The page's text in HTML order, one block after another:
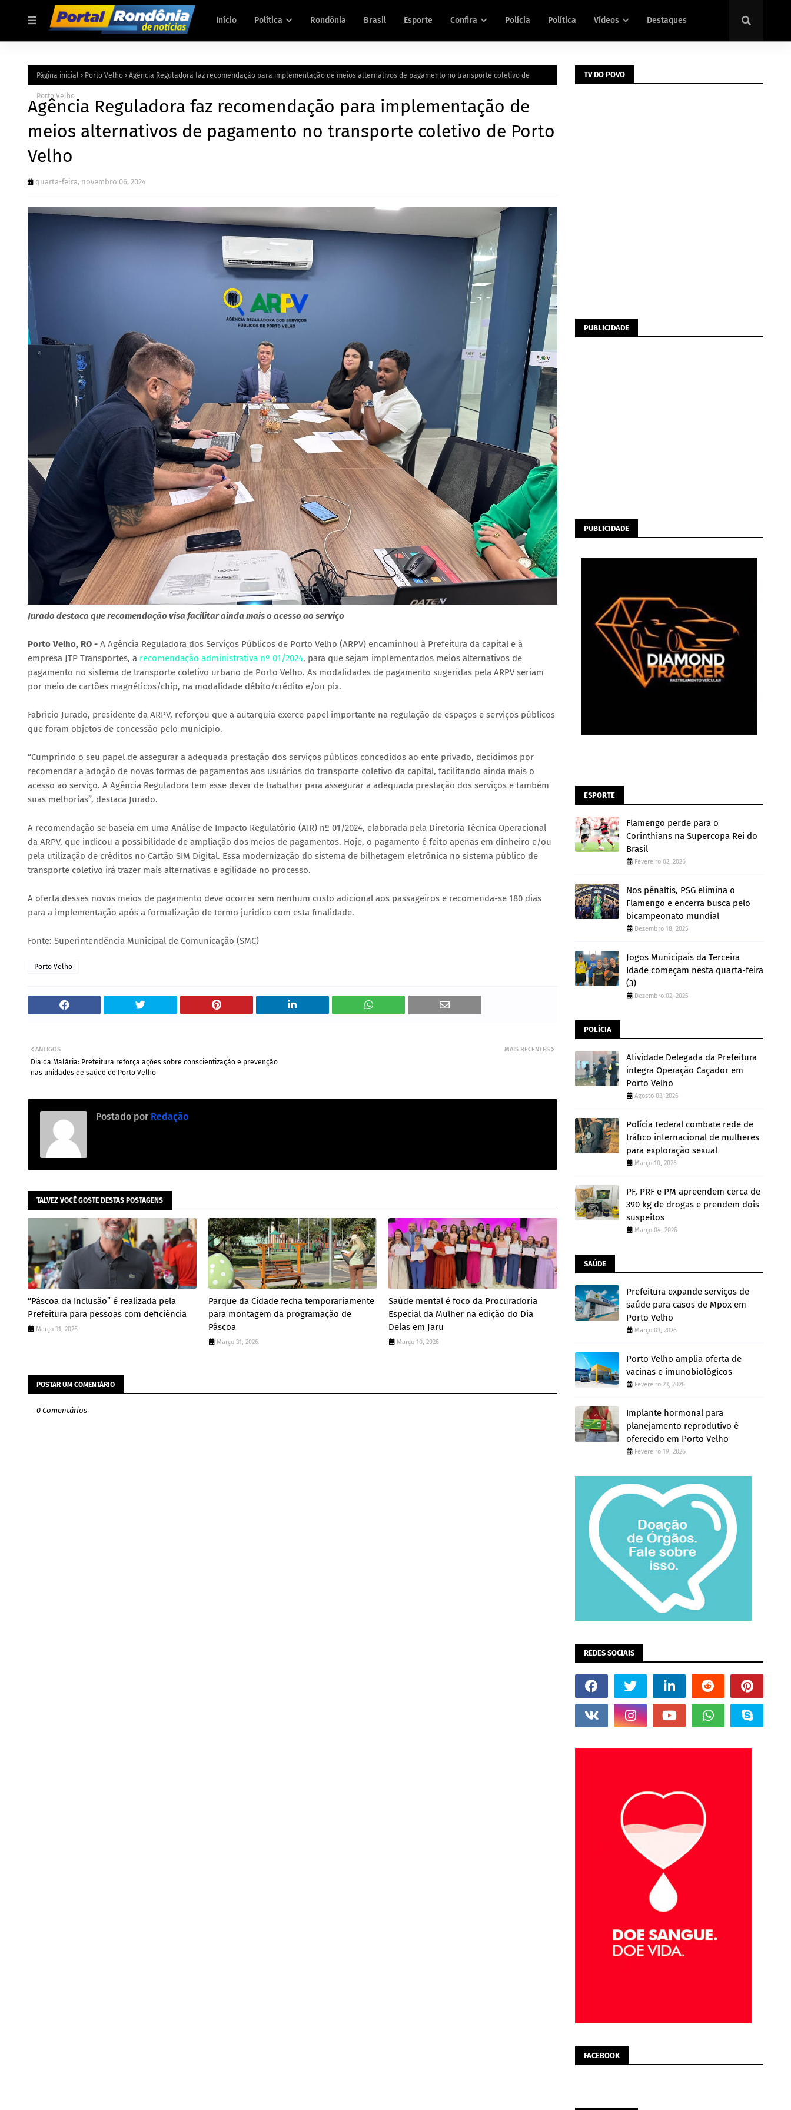
Início Política Rondônia Brasil Esporte Confira Polícia Política Vídeos Destaques
Página inicial Porto Velho Agência Reguladora faz recomendação para implementação de meios alternativos de pagamento no transporte coletivo de
Porto Velho
Agência Reguladora faz recomendação para implementação de
meios alternativos de pagamento no transporte coletivo de Porto
Velho
quarta-feira, novembro 06, 2024
Jurado destaca que recomendação visa facilitar ainda mais o acesso ao serviço
Porto Velho, RO - A Agência Reguladora dos Serviços Públicos de Porto Velho (ARPV) encaminhou à Prefeitura da capital e à
empresa JTP Transportes, a recomendação administrativa nº 01/2024, para que sejam implementados meios alternativos de
pagamento no sistema de transporte coletivo urbano de Porto Velho. As modalidades de pagamento sugeridas pela ARPV seriam
por meio de cartões magnéticos/chip, na modalidade débito/crédito e/ou pix.
Fabricio Jurado, presidente da ARPV, reforçou que a autarquia exerce papel importante na regulação de espaços e serviços públicos
que foram objetos de concessão pelo município.
“Cumprindo o seu papel de assegurar a adequada prestação dos serviços públicos concedidos ao ente privado, decidimos por
recomendar a adoção de novas formas de pagamentos aos usuários do transporte coletivo da capital, facilitando ainda mais o
acesso ao serviço. A Agência Reguladora tem esse dever de trabalhar para assegurar a adequada prestação dos serviços e também
suas melhorias”, destaca Jurado.
A recomendação se baseia em uma Análise de Impacto Regulatório (AIR) nº 01/2024, elaborada pela Diretoria Técnica Operacional
da ARPV, que indicou a possibilidade de ampliação dos meios de pagamentos. Hoje, o pagamento é feito apenas em dinheiro e/ou
pela utilização de créditos no Cartão SIM Digital. Essa modernização do sistema de bilhetagem eletrônica no sistema público de
transporte coletivo irá trazer mais alternativas e agilidade no processo.
A oferta desses novos meios de pagamento deve ocorrer sem nenhum custo adicional aos passageiros e recomenda-se 180 dias
para a implementação após a formalização de termo jurídico com esta finalidade.
Fonte: Superintendência Municipal de Comunicação (SMC)
Porto Velho
MAIS RECENTES
ANTIGOS
Dia da Malária: Prefeitura reforça ações sobre conscientização e prevenção
nas unidades de saúde de Porto Velho
Postado por Redação
TALVEZ VOCÊ GOSTE DESTAS POSTAGENS
“Páscoa da Inclusão” é realizada pela
Prefeitura para pessoas com deficiência
Março 31, 2026
Parque da Cidade fecha temporariamente
para montagem da programação de
Páscoa
Março 31, 2026
Saúde mental é foco da Procuradoria
Especial da Mulher na edição do Dia
Delas em Jaru
Março 10, 2026
POSTAR UM COMENTÁRIO
0 Comentários
TV DO POVO
PUBLICIDADE
PUBLICIDADE
ESPORTE
Flamengo perde para o
Corinthians na Supercopa Rei do
Brasil
Fevereiro 02, 2026
Nos pênaltis, PSG elimina o
Flamengo e encerra busca pelo
bicampeonato mundial
Dezembro 18, 2025
Jogos Municipais da Terceira
Idade começam nesta quarta-feira
(3)
Dezembro 02, 2025
POLÍCIA
Atividade Delegada da Prefeitura
integra Operação Caçador em
Porto Velho
Agosto 03, 2026
Polícia Federal combate rede de
tráfico internacional de mulheres
para exploração sexual
Março 10, 2026
PF, PRF e PM apreendem cerca de
390 kg de drogas e prendem dois
suspeitos
Março 04, 2026
SAÚDE
Prefeitura expande serviços de
saúde para casos de Mpox em
Porto Velho
Março 03, 2026
Porto Velho amplia oferta de
vacinas e imunobiológicos
Fevereiro 23, 2026
Implante hormonal para
planejamento reprodutivo é
oferecido em Porto Velho
Fevereiro 19, 2026
REDES SOCIAIS
FACEBOOK